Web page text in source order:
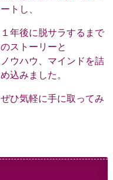
ートし、
１年後に脱サラするまで
のストーリーと
ノウハウ、マインドを詰
め込みました。
ぜひ気軽に手に取ってみ